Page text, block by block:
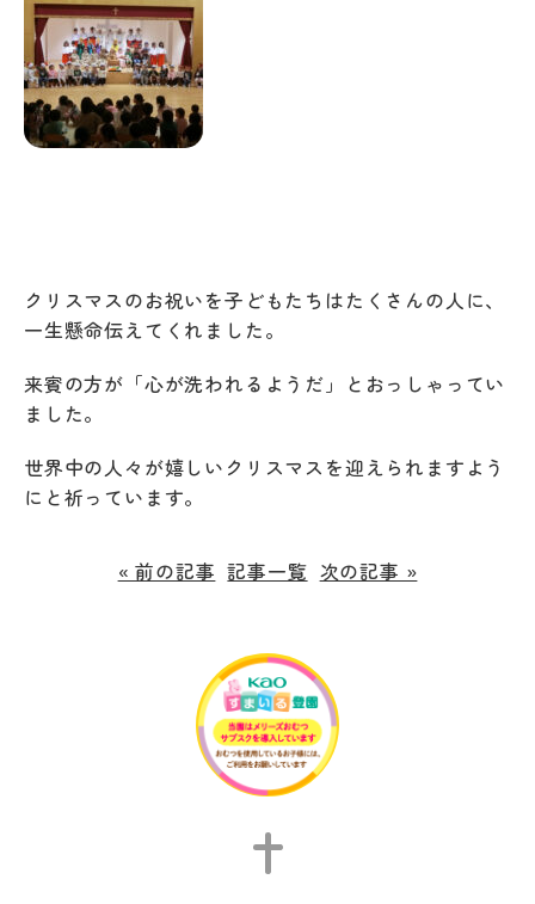
クリスマスのお祝いを子どもたちはたくさんの人に、
一生懸命伝えてくれました。
来賓の方が「心が洗われるようだ」とおっしゃってい
ました。
世界中の人々が嬉しいクリスマスを迎えられますよう
にと祈っています。
« 前の記事 記事一覧 次の記事 »